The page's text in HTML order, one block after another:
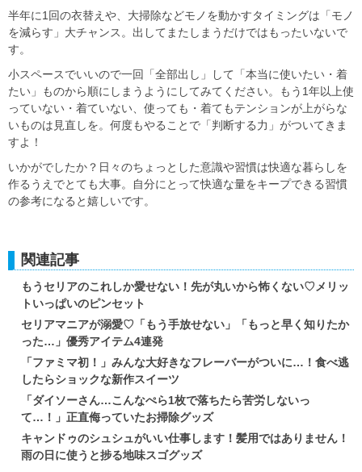
半年に1回の衣替えや、大掃除などモノを動かすタイミングは「モノ
を減らす」大チャンス。出してまたしまうだけではもったいないで
す。
小スペースでいいので一回「全部出し」して「本当に使いたい・着
たい」ものから順にしまうようにしてみてください。もう1年以上使
っていない・着ていない、使っても・着てもテンションが上がらな
いものは見直しを。何度もやることで「判断する力」がついてきま
すよ！
いかがでしたか？日々のちょっとした意識や習慣は快適な暮らしを
作るうえでとても大事。自分にとって快適な量をキープできる習慣
の参考になると嬉しいです。
関連記事
もうセリアのこれしか愛せない！先が丸いから怖くない♡メリッ
トいっぱいのピンセット
セリアマニアが溺愛♡「もう手放せない」「もっと早く知りたか
った…」優秀アイテム4連発
「ファミマ初！」みんな大好きなフレーバーがついに…！食べ逃
したらショックな新作スイーツ
「ダイソーさん…こんなぺら1枚で落ちたら苦労しないっ
て…！」正直侮っていたお掃除グッズ
キャンドゥのシュシュがいい仕事します！髪用ではありません！
雨の日に使うと捗る地味スゴグッズ